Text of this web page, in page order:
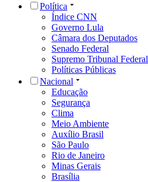
Política
Índice CNN
Governo Lula
Câmara dos Deputados
Senado Federal
Supremo Tribunal Federal
Políticas Públicas
Nacional
Educação
Segurança
Clima
Meio Ambiente
Auxílio Brasil
São Paulo
Rio de Janeiro
Minas Gerais
Brasília